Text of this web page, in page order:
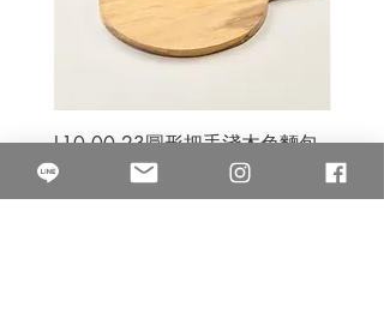
L10.00.23圓形把手淺木色麵包
砧板
價格
$50.00
價格
$80.00